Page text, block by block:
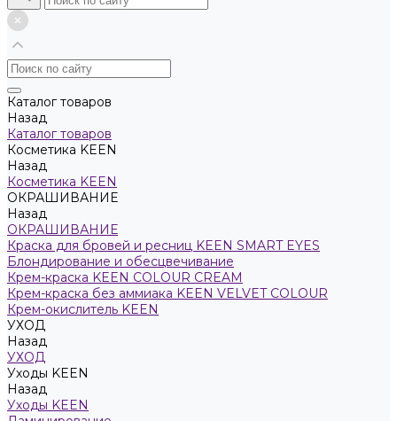
Каталог товаров
Назад
Каталог товаров
Косметика KEEN
Назад
Косметика KEEN
ОКРАШИВАНИЕ
Назад
ОКРАШИВАНИЕ
Краска для бровей и ресниц KEEN SMART EYES
Блондирование и обесцвечивание
Крем-краска KEEN COLOUR CREAM
Крем-краска без аммиака KEEN VELVET COLOUR
Крем-окислитель KEEN
УХОД
Назад
УХОД
Уходы KEEN
Назад
Уходы KEEN